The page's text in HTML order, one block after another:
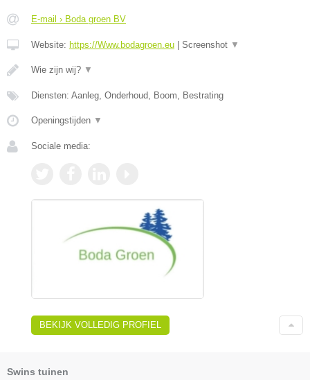
E-mail › Boda groen BV
Website: https://Www.bodagroen.eu Screenshot ▼
Wie zijn wij? ▼
Diensten: Aanleg, Onderhoud, Boom, Bestrating
Openingstijden ▼
Sociale media:
BEKIJK VOLLEDIG PROFIEL
Swins tuinen